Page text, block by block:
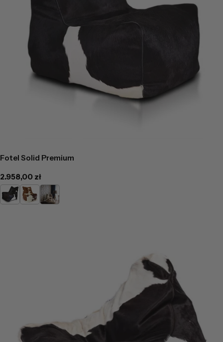
Fotel Solid Premium
Cena
regularna
2.958,00 zł
ŁaciatyJasno
Brązowa
Ciemno
Brązowa